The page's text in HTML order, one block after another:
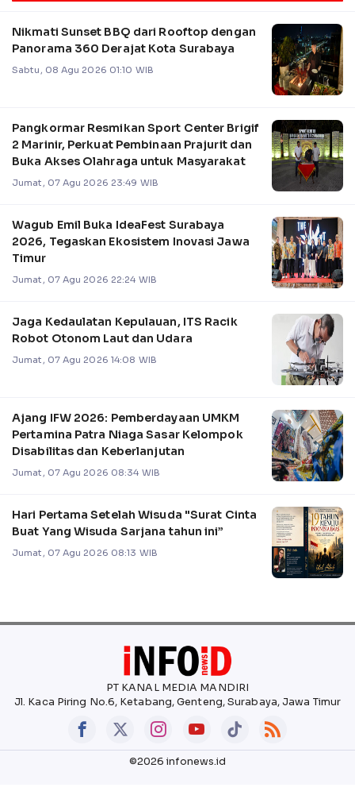
Nikmati Sunset BBQ dari Rooftop dengan
Panorama 360 Derajat Kota Surabaya
Sabtu, 08 Agu 2026 01:10 WIB
Pangkormar Resmikan Sport Center Brigif
2 Marinir, Perkuat Pembinaan Prajurit dan
Buka Akses Olahraga untuk Masyarakat
Jumat, 07 Agu 2026 23:49 WIB
Wagub Emil Buka IdeaFest Surabaya
2026, Tegaskan Ekosistem Inovasi Jawa
Timur
Jumat, 07 Agu 2026 22:24 WIB
Jaga Kedaulatan Kepulauan, ITS Racik
Robot Otonom Laut dan Udara
Jumat, 07 Agu 2026 14:08 WIB
Ajang IFW 2026: Pemberdayaan UMKM
Pertamina Patra Niaga Sasar Kelompok
Disabilitas dan Keberlanjutan
Jumat, 07 Agu 2026 08:34 WIB
Hari Pertama Setelah Wisuda "Surat Cinta
Buat Yang Wisuda Sarjana tahun ini”
Jumat, 07 Agu 2026 08:13 WIB
PT KANAL MEDIA MANDIRI
Jl. Kaca Piring No.6, Ketabang, Genteng, Surabaya, Jawa Timur
©2026 infonews.id